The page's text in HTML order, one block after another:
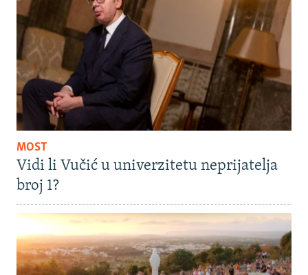
MOST
Vidi li Vučić u univerzitetu neprijatelja
broj 1?